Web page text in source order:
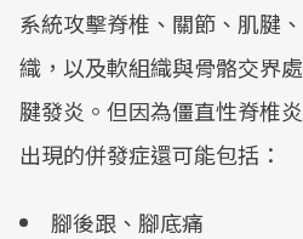
系統攻擊脊椎、關節、肌腱
織，以及軟組織與骨骼交界
腱發炎。但因為僵直性脊椎
出現的併發症還可能包括：
腳後跟、腳底痛